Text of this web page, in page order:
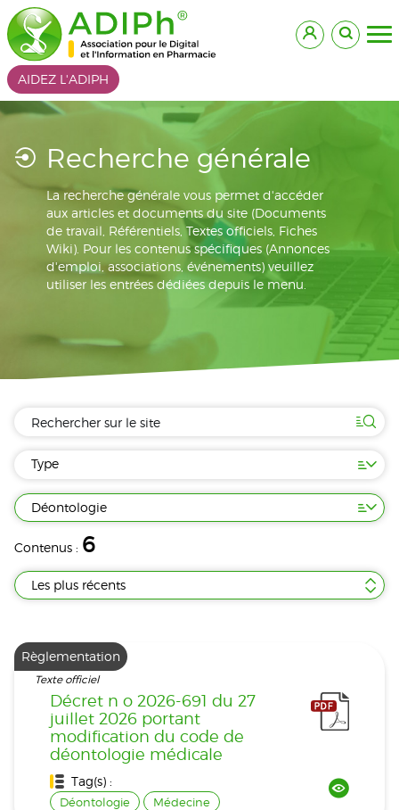
AIDEZ L'ADIPH
Recherche générale
La recherche générale vous permet d'accéder
aux articles et documents du site (Documents
de travail, Référentiels, Textes officiels, Fiches
Wiki). Pour les contenus spécifiques (Annonces
d'emploi, associations, événements) veuillez
utiliser les entrées dédiées depuis le menu.
Type
Déontologie
Contenus : 6
Les plus récents
Règlementation
Texte officiel
Décret n o 2026-691 du 27
juillet 2026 portant
modification du code de
déontologie médicale
Tag(s) :
Déontologie Médecine